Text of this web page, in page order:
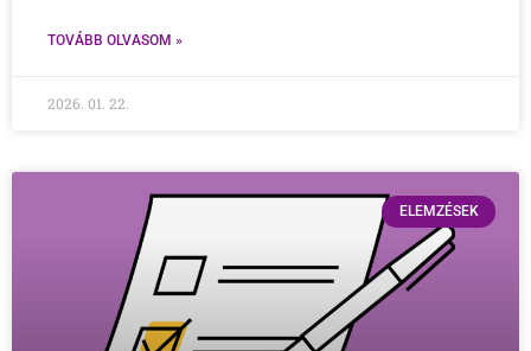
TOVÁBB OLVASOM »
2026. 01. 22.
ELEMZÉSEK